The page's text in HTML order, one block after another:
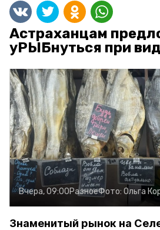
Астраханцам
уРЫБнуться при
Вчера, 09:00РазноеФото: Ольга
Знаменитый рынок на